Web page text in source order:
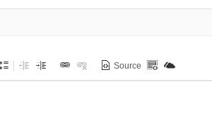
Source